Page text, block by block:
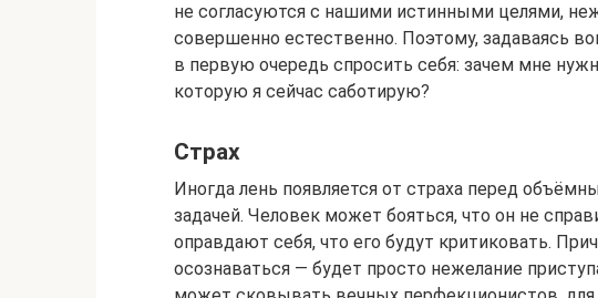
не согласуются с нашими истинными целями,
совершенно естественно. Поэтому, задаваясь
в первую очередь спросить себя: зачем мне
которую я сейчас саботирую?
Страх
Иногда лень появляется от страха перед
задачей. Человек может бояться, что он не
оправдают себя, что его будут критиковать.
осознаваться — будет просто нежелание